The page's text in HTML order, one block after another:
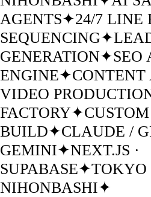
AGENTS✦24/7 LINE
SEQUENCING✦
GENERATION✦SEO
ENGINE✦CONTENT
VIDEO
FACTORY✦
BUILD✦CLAUDE /
GEMINI✦NEXT.JS ·
SUPABASE✦TOKYO
NIHONBASHI✦